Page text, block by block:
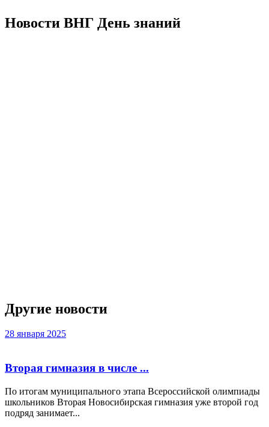
Новости ВНГ День знаний
Другие новости
28 января 2025
Вторая гимназия в числе ...
По итогам муниципального этапа Всероссийской олимпиады
школьников Вторая Новосибирская гимназия уже второй год
подряд занимает...